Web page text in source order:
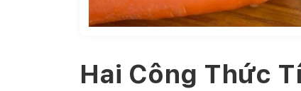
Hai Công Thức